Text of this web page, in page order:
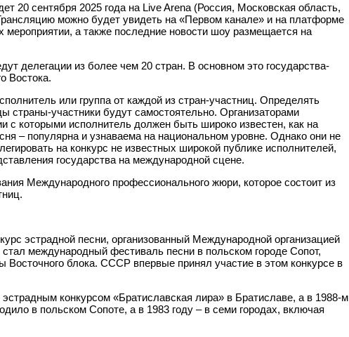
20 сентября 2025 года на Live Arena (Россия, Московская область,
можно будет увидеть на «Первом канале» и на платформе
а также последние новости шоу размещается на
делегации из более чем 20 стран. В основном это государства-
Востока.
или группа от каждой из стран-участниц. Определять
страны-участники будут самостоятельно. Организаторами
с которыми исполнитель должен быть широко известен, как на
– популярна и узнаваема на национальном уровне. Однако они не
на конкурс не известных широкой публике исполнителей,
государства на международной сцене.
Международного профессионального жюри, которое состоит из
эстрадной песни, организованный Международной организацией
международный фестиваль песни в польском городе Сопот,
блока. СССР впервые принял участие в этом конкурсе в
конкурсом «Братиславская лира» в Братиславе, а в 1988-м
в польском Сопоте, а в 1983 году – в семи городах, включая